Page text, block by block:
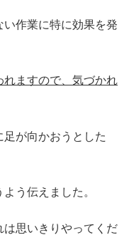
作業に特に効果を発
ますので、気づかれ
が向かおうとした
う伝えました。
思いきりやってくだ